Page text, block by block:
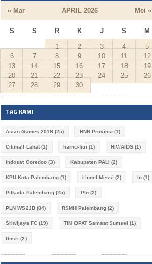
APRIL 2026
S S R K J S M
« Mar Mei »
1 2 3 4
5
6
7 8 9 10 11
12
13
14 15 16 17 18
19
20
21 22 23 24 25
26
27
28 29 30
TAG KAMI
Asian Games 2018 (25) BNN Provinsi (1)
Citimall Lahat (1) harno-fitri (1) HIV/AIDS (1)
Indosat Ooredoo (3) Kabupaten PALI (2)
KPU Kota Palembang (1) Lionel Messi (2) ln (1)
Pilkada Palembang (25) Pln (2)
PLN WS2JB (84) RSMH Palembang (2)
Sriwijaya FC (19) TIM OPAT Samsat Sumsel (1)
Unsri (2)